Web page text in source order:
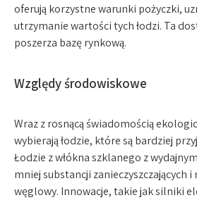
oferują korzystne warunki pożyczki,
utrzymanie wartości tych łodzi. Ta
poszerza bazę rynkową.
Względy środowiskowe
Wraz z rosnącą świadomością
wybierają łodzie, które są bardziej
Łodzie z włókna szklanego z
mniej substancji zanieczyszczających i
węglowy. Innowacje, takie jak silniki